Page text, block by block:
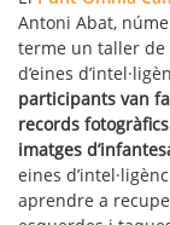
Antoni Abat,
terme un taller de
d’eines
participants van
records
imatges
eines
aprendre a